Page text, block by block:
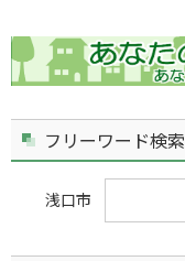
フリーワード検索
浅口市